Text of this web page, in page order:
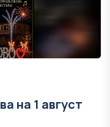
на 1 август